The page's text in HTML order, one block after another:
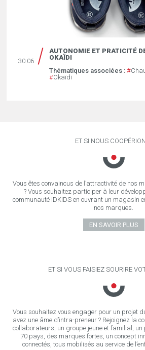
30.06
AUTONOMIE ET PRATICITÉ
OKAÏDI
Thématiques associées : #
#Okaïdi
ET SI NOUS
Vous êtes convaincus de l’attractivité de nos
? Vous souhaitez participer à leur
communauté IDKIDS en ouvrant un magasin
nos marques.
EN SAVOIR PLUS
ET SI VOUS FAISIEZ SOURIRE
Vous souhaitez vous engager pour un projet
avez une âme d’intra-preneur ? Rejoignez la
collaborateurs, un groupe jeune et familial,
70 pays, des marques fortes, un concept
connectés, tous mobilisés au service de